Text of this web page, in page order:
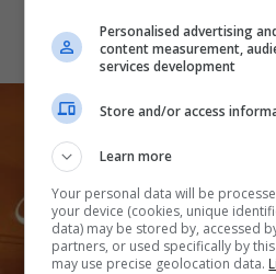
Personalised advertising
content measurement,
services development
Store and/or access
Learn more
Your personal data will be
your device (cookies, unique
data) may be stored by, accessed
partners, or used specifically by
may use precise geolocation data.